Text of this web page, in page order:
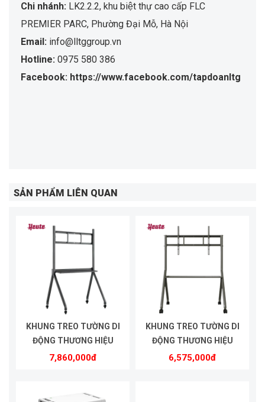
Chi nhánh: LK2.2.2, khu biệt thự cao cấp FLC
PREMIER PARC, Phường Đại Mỗ, Hà Nội
Email: info@lltggroup.vn
Hotline: 0975 580 386
Facebook: https://www.facebook.com/tapdoanltg
SẢN PHẨM LIÊN QUAN
KHUNG TREO TƯỜNG DI
ĐỘNG THƯƠNG HIỆU
HEUTE | MODEL HE8610
7,860,000đ
KHUNG TREO TƯỜNG DI
ĐỘNG THƯƠNG HIỆU
HEUTE | MODEL HE5575
6,575,000đ